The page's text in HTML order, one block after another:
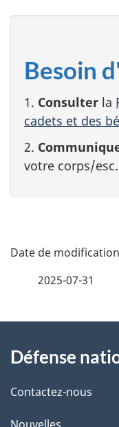
Besoin
1. Consulter la
cadets et des
2.
votre corps/esc.
D
i
l
2025-07-31
propos
de
Défense
Contactez-nous
Nouvelles